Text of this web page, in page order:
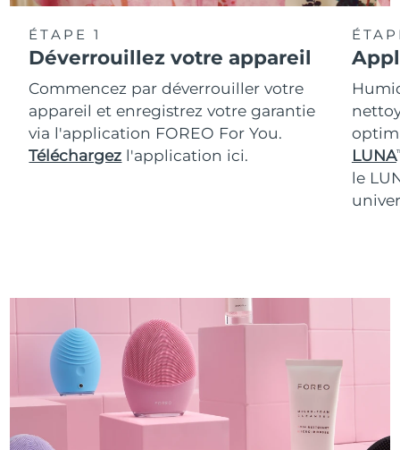
ÉTAPE 1
Déverrouillez votre appareil
Commencez par déverrouiller votre
appareil et enregistrez votre garantie
via l'application FOREO For You.
Téléchargez l'application ici.
LUNA
le